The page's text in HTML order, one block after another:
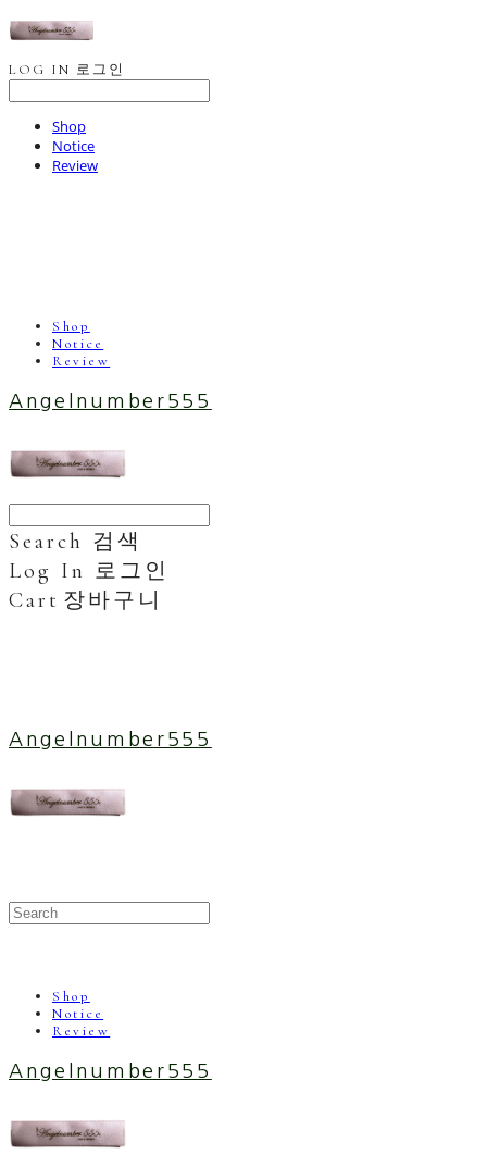
LOG IN 로그인
Shop
Notice
Review
Shop
Notice
Review
Angelnumber555
Search 검색
Log In 로그인
Cart 장바구니
Angelnumber555
Shop
Notice
Review
Angelnumber555